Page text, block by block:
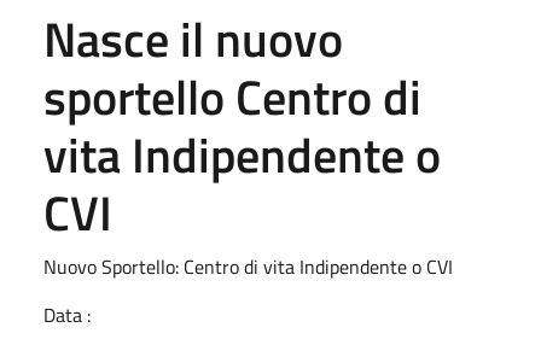
Nasce il nuovo
sportello Centro di
vita Indipendente o
CVI
Nuovo Sportello: Centro di vita Indipendente o CVI
Data :